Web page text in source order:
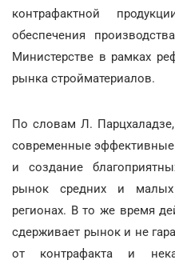
контрафактной
обеспечения
Министерстве в рамках
рынка стройматериалов.
По словам Л.
современные эффективные
и создание
рынок средних и малых
регионах. В то же время
сдерживает рынок и не
от контрафакта и